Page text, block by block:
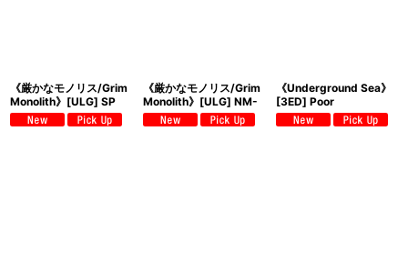
《厳かなモノリス/Grim
Monolith》[ULG] SP
《厳かなモノリス/Grim
Monolith》[ULG] NM-
《Underground Sea》
[3ED] Poor